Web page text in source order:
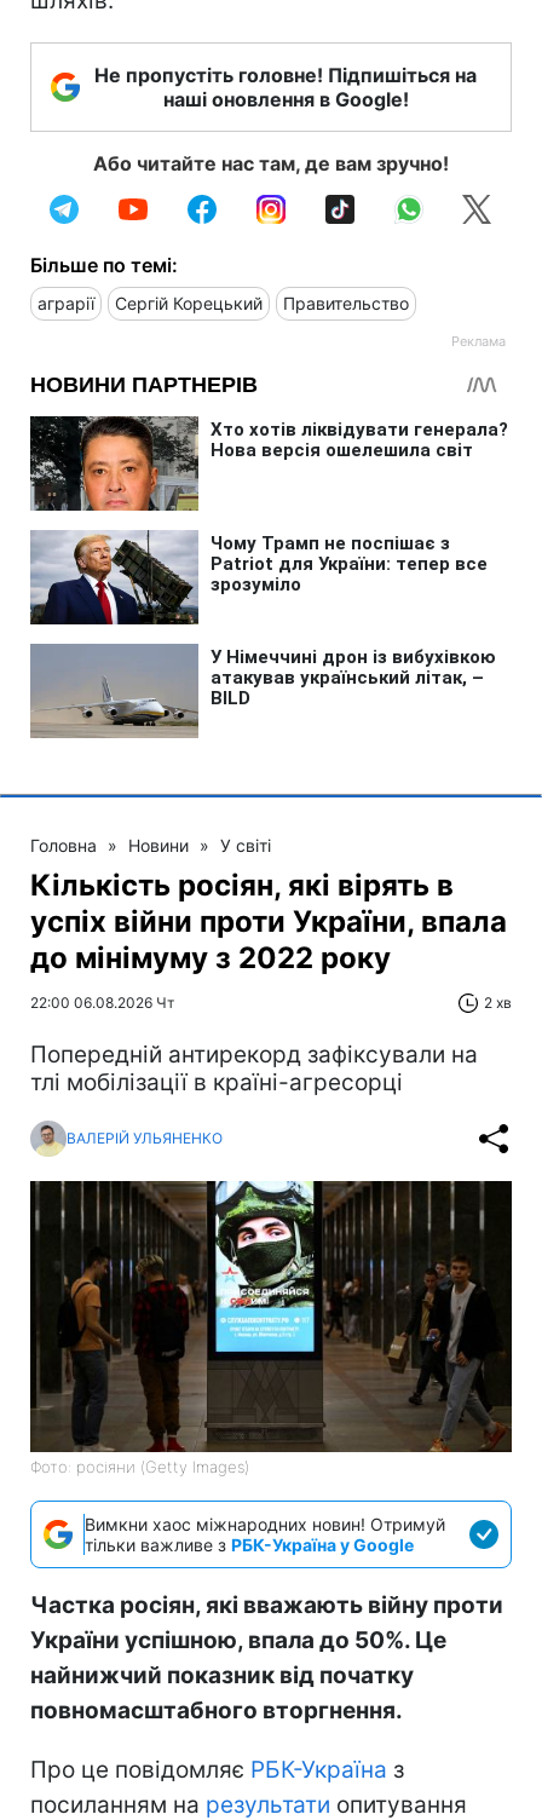
Не пропустіть головне! Підпишіться на
наші оновлення в Google!
Або читайте нас там, де вам зручно!
Більше по темі:
аграрії Сергій Корецький Правительство
Головна » Новини » У світі
Кількість росіян, які вірять в
успіх війни проти України, впала
до мінімуму з 2022 року
22:00 06.08.2026 Чт 2 хв
Попередній антирекорд зафіксували на
тлі мобілізації в країні-агресорці
ВАЛЕРІЙ УЛЬЯНЕНКО
Фото: росіяни (Getty Images)
Вимкни хаос міжнародних новин! Отримуй
тільки важливе з РБК-Україна у Google
Частка росіян, які вважають війну проти
України успішною, впала до 50%. Це
найнижчий показник від початку
повномасштабного вторгнення.
Про це повідомляє РБК-Україна з
посиланням на результати опитування